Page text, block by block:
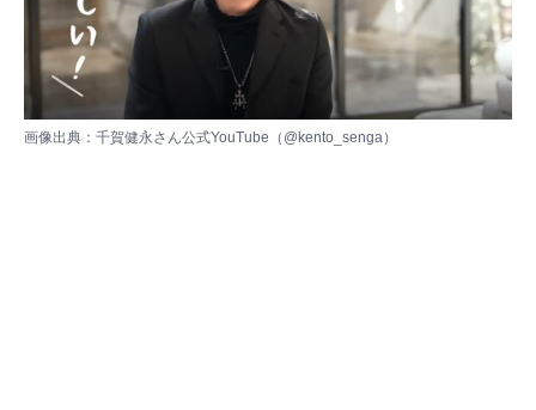
画像出典：千賀健永さん公式YouTube（ @kento_senga）